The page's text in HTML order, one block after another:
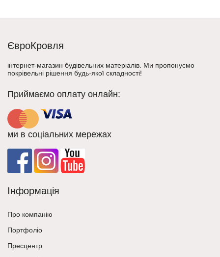
ЄвроКровля
інтернет-магазин будівельних матеріалів. Ми пропонуємо
покрівельні рішення будь-якої складності!
Приймаємо оплату онлайн:
ми в соціальних мережах
Інформація
Про компанію
Портфоліо
Пресцентр